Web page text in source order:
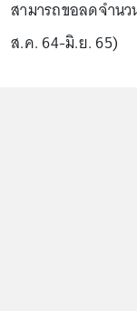
สามารถขอลดจำน
ส.ค. 64-มิ.ย. 65)